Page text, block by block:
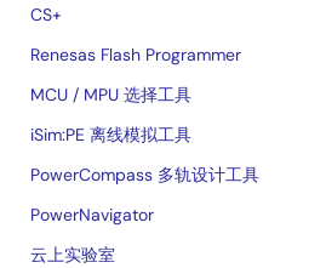
CS+
Renesas Flash Programmer
MCU / MPU 选择工具
iSim:PE 离线模拟工具
PowerCompass 多轨设计工具
PowerNavigator
云上实验室